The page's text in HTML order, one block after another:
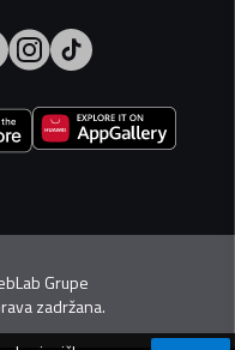
Grupe
zadržana.